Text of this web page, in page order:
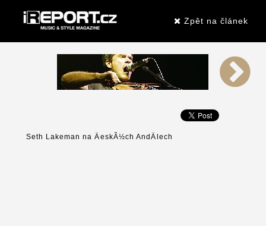
Zpět na článek
Seth Lakeman na ÄeskÃ½ch AndÄlech